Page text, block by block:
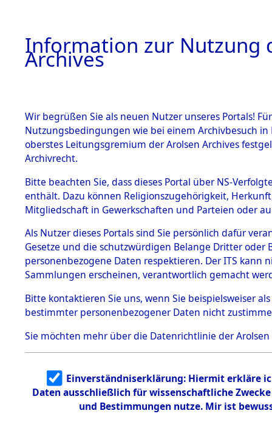
BESTÄNDE
1.
mente
5. Verschiedenes
5.3
Todesmärsche
5.3.1 Alliierte
Erhebungen
zu
Todesmärsch
en
5.3.2
Identifizierun
g
5.3.3
Todesmärsch
Dead -
Branch -
0020
Information zur Nutzung
Archives
Wir begrüßen Sie als neuen Nutzer unseres Portals!
Nutzungsbedingungen wie bei einem Archivbesuch
oberstes Leitungsgremium der Arolsen Archives
Archivrecht.
Bitte beachten Sie, dass dieses Portal über NS-
enthält. Dazu können Religionszugehörigkeit,
Mitgliedschaft in Gewerkschaften und Parteien oder
Als Nutzer dieses Portals sind Sie persönlich dafür
Gesetze und die schutzwürdigen Belange Dritter
personenbezogene Daten respektieren. Der ITS
Sammlungen erscheinen, verantwortlich gemacht
Bitte kontaktieren Sie uns, wenn Sie beispielsweiser
bestimmter personenbezogener Daten nicht
Sie möchten mehr über die Datenrichtlinie der Arolsen
Einverständniserklärung: Hiermit erkläre
Daten ausschließlich für wissenschaftliche
und Bestimmungen nutze. Mir ist